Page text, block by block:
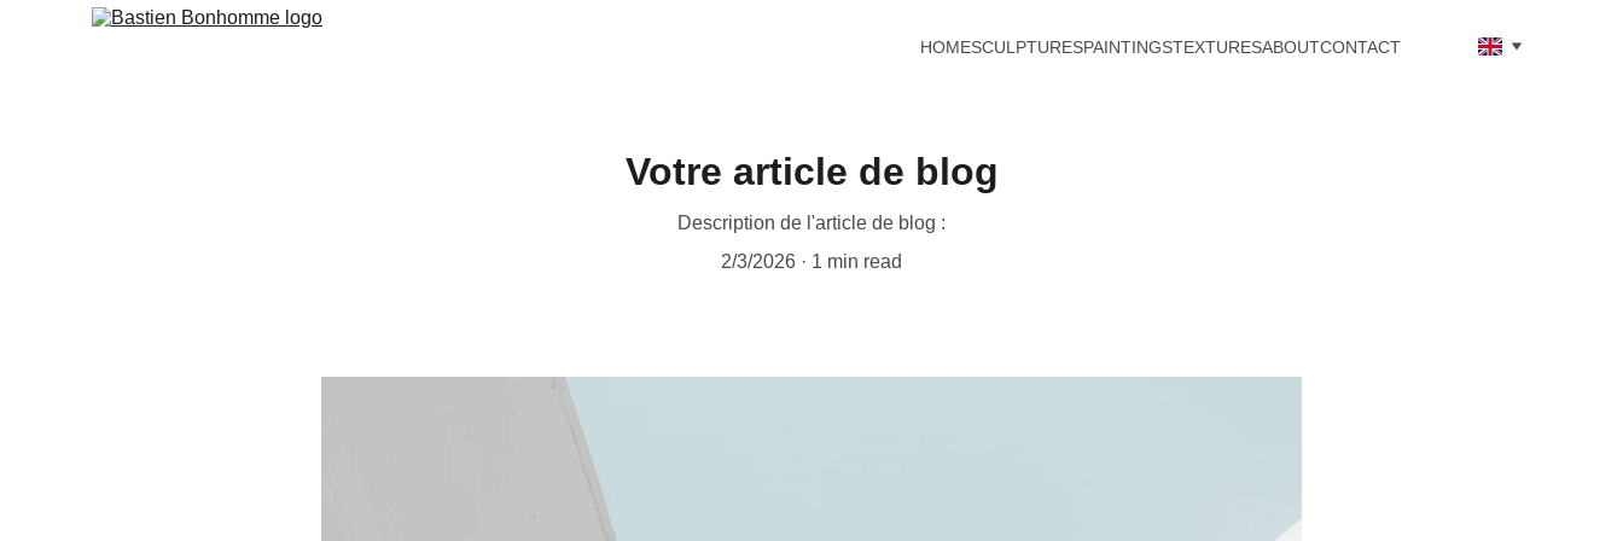
HOMESCULPTURESPAINTINGSTEXTURESABOUTCONTACT
Votre article de blog
Description de l'article de blog :
2/3/2026
1 min read